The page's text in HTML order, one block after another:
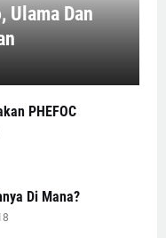
Ulama Dan
PHEFOC
Di Mana?